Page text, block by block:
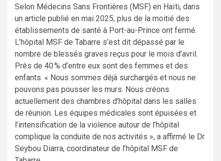
Selon Médecins Sans Frontières (MSF) en Haïti, dans
un article publié en mai 2025, plus de la moitié des
établissements de santé à Port-au-Prince ont fermé.
L’hôpital MSF de Tabarre s’est dit dépassé par le
nombre de blessés graves reçus pour le mois d’avril.
Près de 40 % d’entre eux sont des femmes et des
enfants. « Nous sommes déjà surchargés et nous ne
pouvons pas pousser les murs. Nous créons
actuellement des chambres d’hôpital dans les salles
de réunion. Les équipes médicales sont épuisées et
l’intensification de la violence autour de l’hôpital
complique la conduite de nos activités », a affirmé le Dr
Seybou Diarra, coordinateur de l’hôpital MSF de